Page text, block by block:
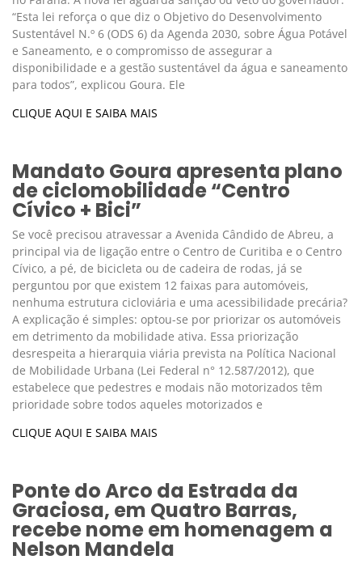
“Esta lei reforça o que diz o Objetivo do Desenvolvimento
Sustentável N.º 6 (ODS 6) da Agenda 2030, sobre Água Potável
e Saneamento, e o compromisso de assegurar a
disponibilidade e a gestão sustentável da água e saneamento
para todos”, explicou Goura. Ele
CLIQUE AQUI E SAIBA MAIS
Mandato Goura apresenta plano
de ciclomobilidade “Centro
Cívico + Bici”
Se você precisou atravessar a Avenida Cândido de Abreu, a
principal via de ligação entre o Centro de Curitiba e o Centro
Cívico, a pé, de bicicleta ou de cadeira de rodas, já se
perguntou por que existem 12 faixas para automóveis,
nenhuma estrutura cicloviária e uma acessibilidade precária?
A explicação é simples: optou-se por priorizar os automóveis
em detrimento da mobilidade ativa. Essa priorização
desrespeita a hierarquia viária prevista na Política Nacional
de Mobilidade Urbana (Lei Federal n° 12.587/2012), que
estabelece que pedestres e modais não motorizados têm
prioridade sobre todos aqueles motorizados e
CLIQUE AQUI E SAIBA MAIS
Ponte do Arco da Estrada da
Graciosa, em Quatro Barras,
recebe nome em homenagem a
Nelson Mandela